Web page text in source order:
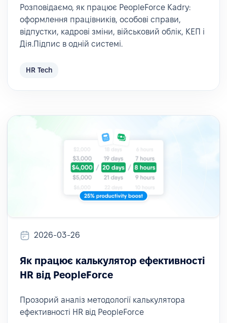
Розповідаємо, як працює PeopleForce Kadry:
оформлення працівників, особові справи,
відпустки, кадрові зміни, військовий облік, КЕП і
Дія.Підпис в одній системі.
HR Tech
2026-03-26
Як працює калькулятор ефективності
HR від PeopleForce
Прозорий аналіз методології калькулятора
ефективності HR від PeopleForce